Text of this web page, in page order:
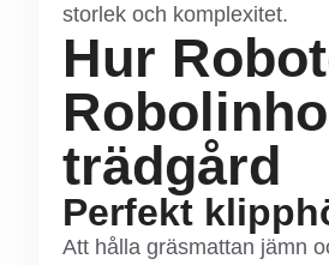
storlek och komplexitet.
Hur
trädgård
Perfekt
Att hålla gräsmattan jämn